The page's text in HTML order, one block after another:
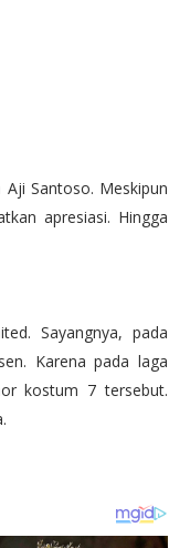
Santoso. Meskipun
apresiasi. Hingga
Sayangnya, pada
Karena pada laga
kostum 7 tersebut.